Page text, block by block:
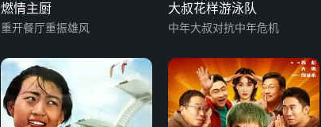
燃情主厨
重开餐厅重振雄风
大叔花样游泳队
中年大叔对抗中年危机